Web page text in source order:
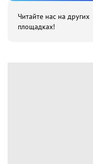
Читайте нас на других
площадках!